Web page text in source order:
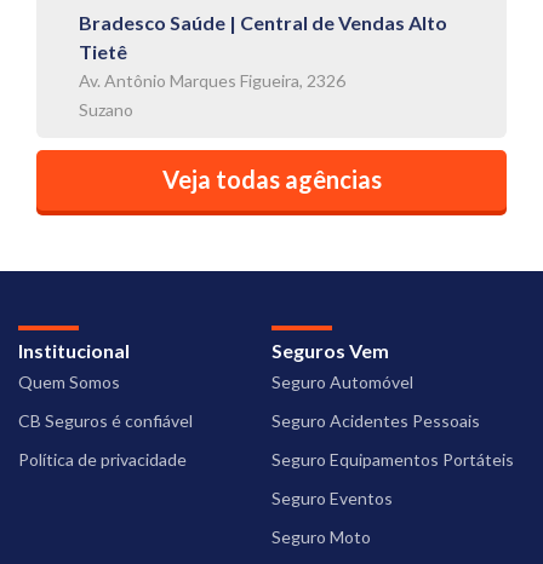
Bradesco Saúde | Central de Vendas Alto
Tietê
Av. Antônio Marques Figueira, 2326
Suzano
Veja todas agências
Institucional
Quem Somos
CB Seguros é confiável
Política de privacidade
Seguros Vem
Seguro Automóvel
Seguro Acidentes Pessoais
Seguro Equipamentos Portáteis
Seguro Eventos
Seguro Moto